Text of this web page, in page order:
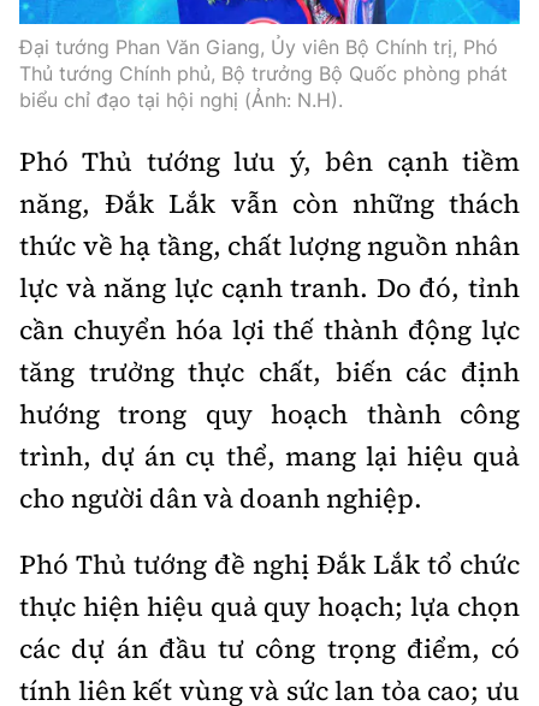
Đại tướng Phan Văn Giang, Ủy viên Bộ Chính trị, Phó
Thủ tướng Chính phủ, Bộ trưởng Bộ Quốc phòng phát
biểu chỉ đạo tại hội nghị (Ảnh: N.H).
Phó Thủ tướng lưu ý, bên cạnh tiềm
năng, Đắk Lắk vẫn còn những thách
thức về hạ tầng, chất lượng nguồn nhân
lực và năng lực cạnh tranh. Do đó, tỉnh
cần chuyển hóa lợi thế thành động lực
tăng trưởng thực chất, biến các định
hướng trong quy hoạch thành công
trình, dự án cụ thể, mang lại hiệu quả
cho người dân và doanh nghiệp.
Phó Thủ tướng đề nghị Đắk Lắk tổ chức
thực hiện hiệu quả quy hoạch; lựa chọn
các dự án đầu tư công trọng điểm, có
tính liên kết vùng và sức lan tỏa cao; ưu